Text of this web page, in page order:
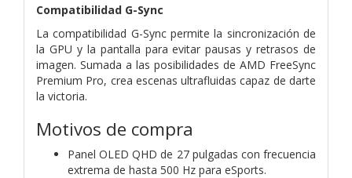
Compatibilidad G-Sync
La compatibilidad G-Sync permite la sincronización de
la GPU y la pantalla para evitar pausas y retrasos de
imagen. Sumada a las posibilidades de AMD FreeSync
Premium Pro, crea escenas ultrafluidas capaz de darte
la victoria.
Motivos de compra
Panel OLED QHD de 27 pulgadas con frecuencia
extrema de hasta 500 Hz para eSports.